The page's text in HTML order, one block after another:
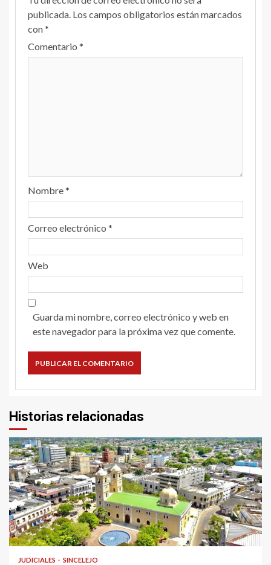
publicada. Los campos obligatorios están marcados
con*
Comentario *
Nombre*
Correo electrónico *
Web
Guarda mi nombre, correo electrónico y web en
este navegador para la próxima vez que comente.
Historias relacionadas
2 min read
JUDICIALES SINCELEJO